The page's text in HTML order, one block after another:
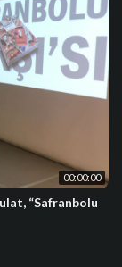
00:00:00
“Safranbolu